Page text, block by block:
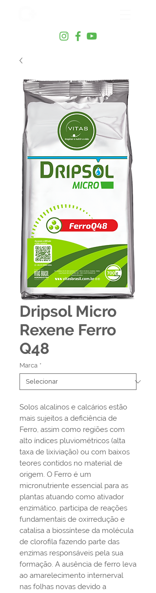
Dripsol Micro
Rexene Ferro
Q48
Marca *
Solos alcalinos e calcários estão
mais sujeitos a deficiência de
Ferro, assim como regiões com
alto índices pluviométricos (alta
taxa de lixiviação) ou com baixos
teores contidos no material de
origem. O Ferro é um
micronutriente essencial para as
plantas atuando como ativador
enzimático, participa de reações
fundamentais de oxirredução e
catalisa a biossíntese da molécula
de clorofila fazendo parte das
enzimas responsáveis pela sua
formação. A ausência de ferro leva
ao amarelecimento internerval
nas folhas novas devido a